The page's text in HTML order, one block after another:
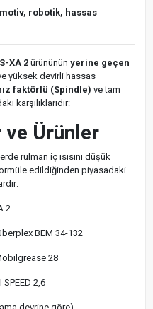
robotik, hassas
XA 2 ürününün yerine geçen
yüksek devirli hassas
faktörlü (Spindle) ve tam
karşılıklarıdır:
Ürünler
rulman iç ısısını düşük
edildiğinden piyasadaki
2
BEM 34-132
28
2,6